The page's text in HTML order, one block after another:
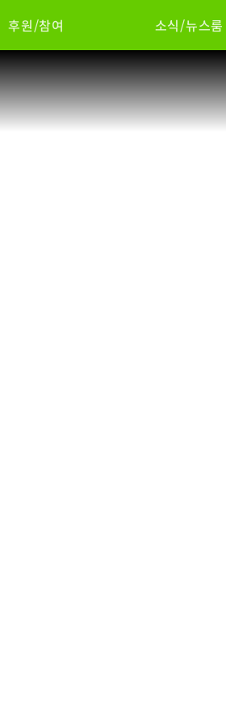
후원/참여 소식/뉴스룸